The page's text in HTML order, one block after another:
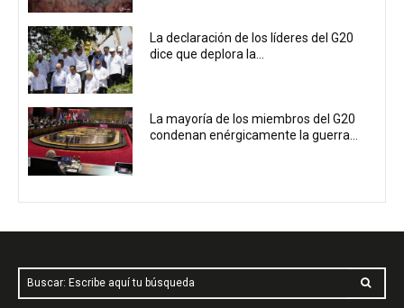
La declaración de los líderes del G20
dice que deplora la...
La mayoría de los miembros del G20
condenan enérgicamente la guerra...
Buscar: Escribe aquí tu búsqueda